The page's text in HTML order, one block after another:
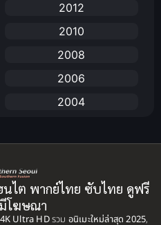
2012
2010
2008
2006
2004
1996
1993
นไต พากย์ไทย ซับไทย ดูฟรี
โฆษณา
4K Ultra HDรวม อนิเมะใหม่ล่าสุด 2025,